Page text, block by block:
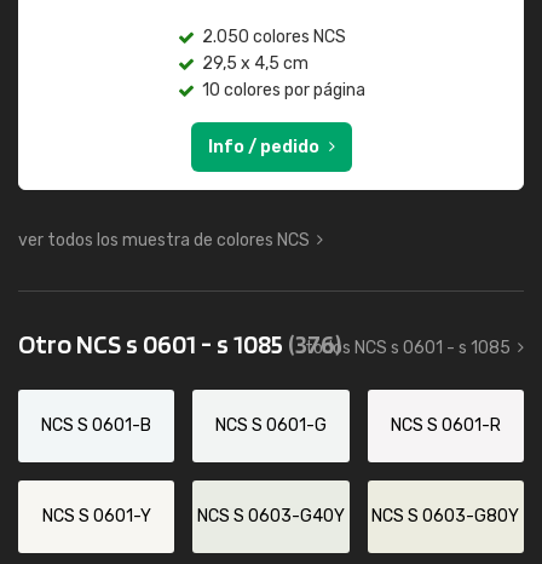
2.050 colores NCS
29,5 x 4,5 cm
10 colores por página
Info / pedido
ver todos los muestra de colores NCS
Otro NCS s 0601 - s 1085 (376)
todos NCS s 0601 - s 1085
NCS S 0601-B NCS S 0601-G NCS S 0601-R
NCS S 0601-Y NCS S 0603-G40Y NCS S 0603-G80Y